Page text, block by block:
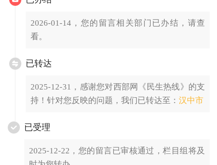
2026-01-14，您的留言相关部门已办结，请查
看。
已转达
2025-12-31，感谢您对西部网《民生热线》的支
持！针对您反映的问题，我们已转达至： 汉中市
已受理
2025-12-22，您的留言已审核通过，栏目组将及